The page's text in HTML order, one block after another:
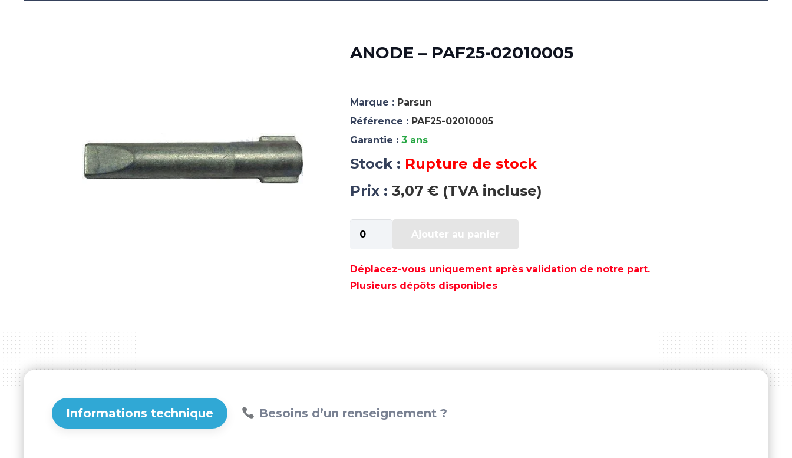
ANODE – PAF25-02010005
Marque : Parsun
Référence : PAF25-02010005
Garantie : 3 ans
Stock : Rupture de stock
Prix : 3,07 € (TVA incluse)
de
-
PAF25-
Ajouter au panier
Déplacez-vous uniquement après validation de notre part.
Plusieurs dépôts disponibles
Informations technique Besoins d’un renseignement ?